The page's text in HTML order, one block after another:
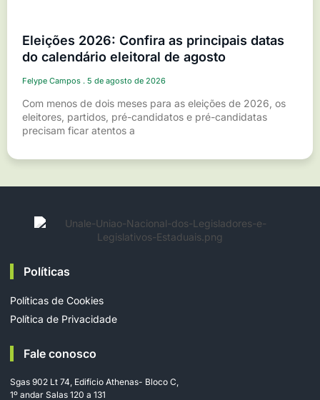
Eleições 2026: Confira as principais datas
do calendário eleitoral de agosto
Felype Campos 5 de agosto de 2026
Com menos de dois meses para as eleições de 2026, os
eleitores, partidos, pré-candidatos e pré-candidatas
precisam ficar atentos a
Políticas
Políticas de Cookies
Política de Privacidade
Fale conosco
Sgas 902 Lt 74, Edifício Athenas- Bloco C,
1º andar Salas 120 a 131